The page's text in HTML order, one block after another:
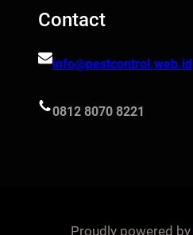
Contact
info@pestcontrol.web.id
0812 8070 8221
Proudly powered by